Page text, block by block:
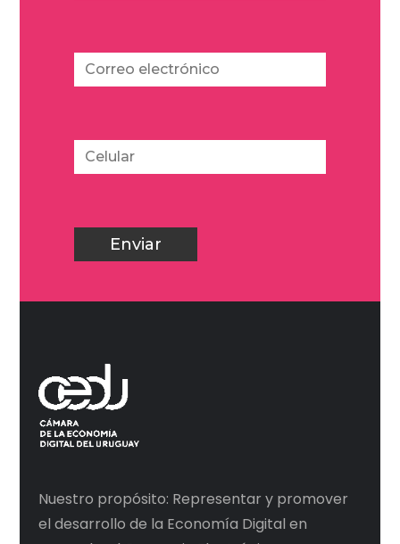
Nuestro propósito: Representar y promover
el desarrollo de la Economía Digital en